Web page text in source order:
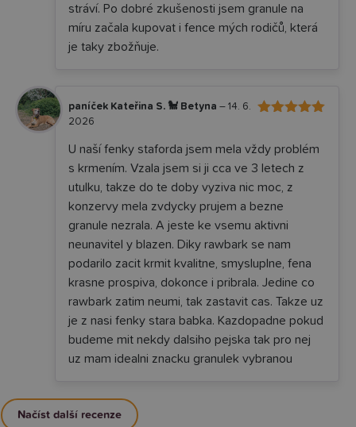
stráví. Po dobré zkušenosti jsem granule na
míru začala kupovat i fence mých rodičů, která
je taky zbožňuje.
paníček Kateřina S. 🐩 Betyna– 14. 6.
2026
U naší fenky staforda jsem mela vždy problém
s krmením. Vzala jsem si ji cca ve 3 letech z
utulku, takze do te doby vyziva nic moc, z
konzervy mela zvdycky prujem a bezne
granule nezrala. A jeste ke vsemu aktivni
neunavitel y blazen. Diky rawbark se nam
podarilo zacit krmit kvalitne, smysluplne, fena
krasne prospiva, dokonce i pribrala. Jedine co
rawbark zatim neumi, tak zastavit cas. Takze uz
je z nasi fenky stara babka. Kazdopadne pokud
budeme mit nekdy dalsiho pejska tak pro nej
uz mam idealni znacku granulek vybranou
Načíst další recenze